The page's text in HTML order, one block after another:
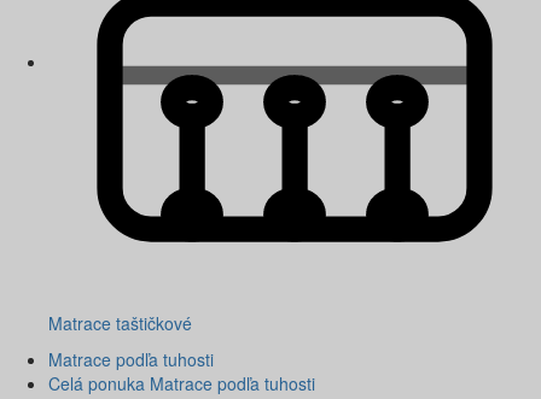
Matrace taštičkové
Matrace podľa tuhosti
Celá ponuka Matrace podľa tuhosti